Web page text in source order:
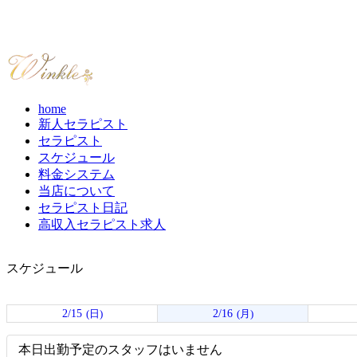
home
新人セラピスト
セラピスト
スケジュール
料金システム
当店について
セラピスト日記
高収入セラピスト求人
スケジュール
2/15 (日) 2/16 (月)
本日出勤予定のスタッフはいません